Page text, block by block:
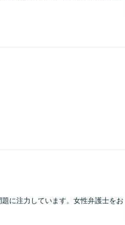
に注力しています。女性弁護士をお